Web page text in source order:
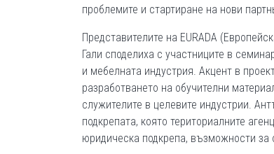
проблемите и стартиране на нови
Представителите на EURADA
Гали споделиха с участниците в
и мебелната индустрия. Акцент в
разработването на обучителни
служителите в целевите индустрии.
подкрепата, която териториалните
юридическа подкрепа, възможности за